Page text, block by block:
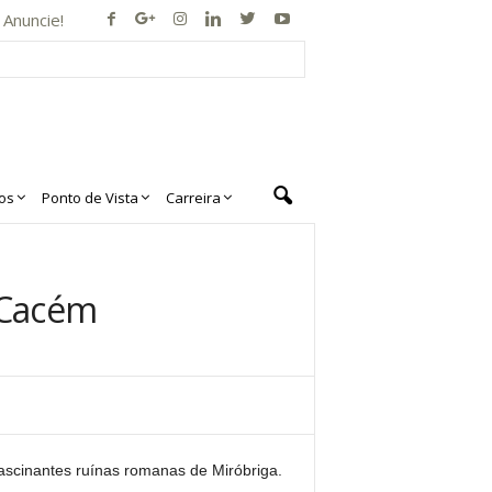
Anuncie!
Ponto de Vista Carreira
ruínas romanas de Miróbriga.